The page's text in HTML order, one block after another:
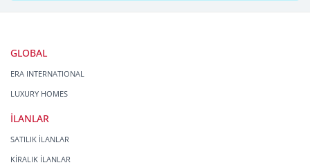
GLOBAL
ERA INTERNATIONAL
LUXURY HOMES
İLANLAR
SATILIK İLANLAR
KİRALIK İLANLAR